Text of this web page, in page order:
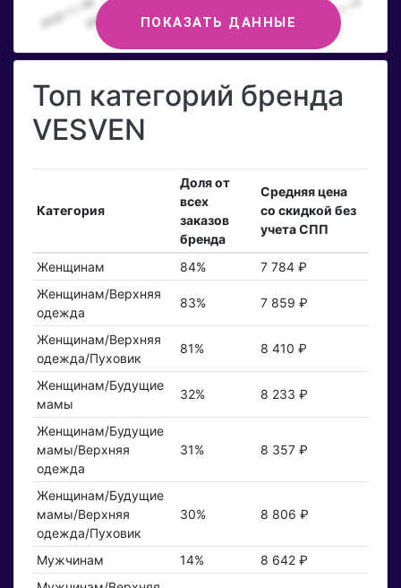
ПОКАЗАТЬ ДАННЫЕ
Топ категорий бренда
VESVEN
Категория
Доля от
всех
заказов
бренда
Средняя цена
со скидкой без
учета СПП
Женщинам 84%
7 784 ₽
Женщинам/Верхняя
одежда
83% 7 859 ₽
Женщинам/Верхняя
одежда/Пуховик
81% 8 410 ₽
Женщинам/Будущие
мамы
32% 8 233 ₽
Женщинам/Будущие
мамы/Верхняя
одежда
31% 8 357 ₽
Женщинам/Будущие
мамы/Верхняя
одежда/Пуховик
30% 8 806 ₽
Мужчинам 14%
8 642 ₽